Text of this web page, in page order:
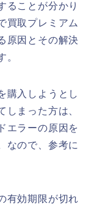
ることが分かり
買取プレミアム
原因とその解決
。
購入しようとし
しまった方は、
エラーの原因を
なので、参考に
有効期限が切れ